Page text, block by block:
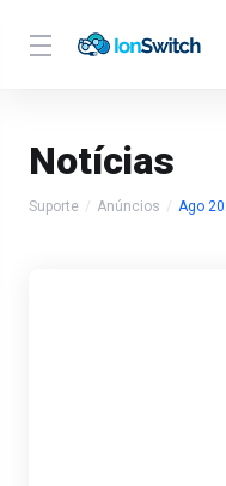
Notícias
Suporte Anúncios Ago